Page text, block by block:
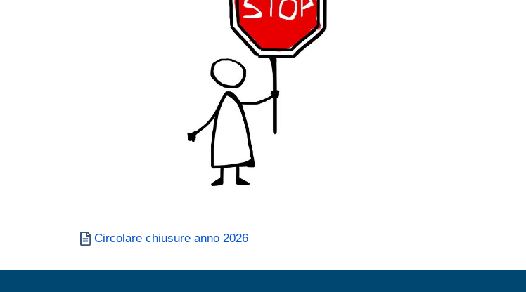
Documento
Circolare chiusure anno 2026